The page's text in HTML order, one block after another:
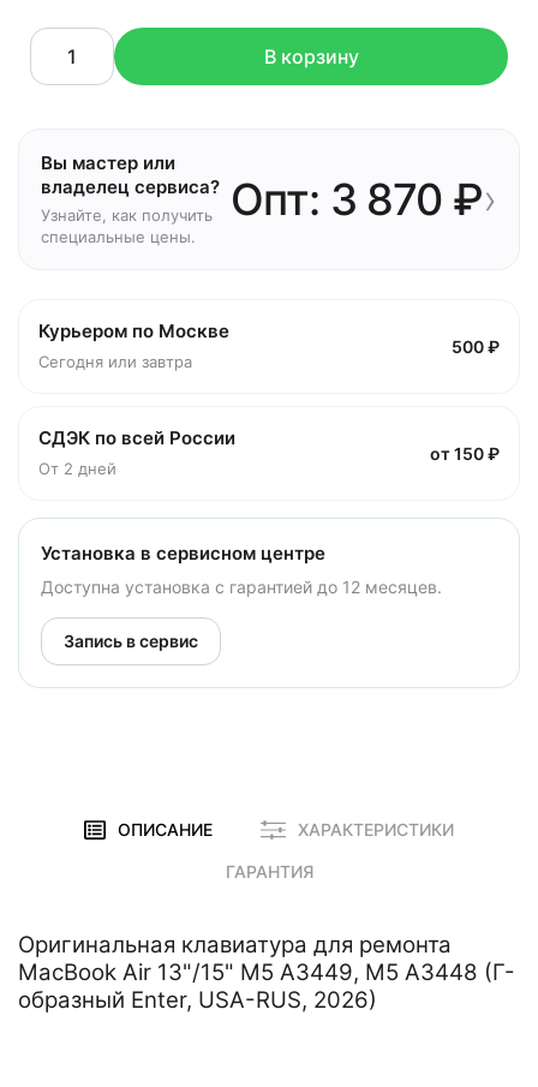
В корзину
Вы мастер или
владелец сервиса?
Узнайте, как получить
специальные цены.
Опт: 3 870 ₽›
Курьером по Москве
Сегодня или завтра
500 ₽
СДЭК по всей России
От 2 дней
от 150 ₽
Установка в сервисном центре
Доступна установка с гарантией до 12 месяцев.
Запись в сервис
ОПИСАНИЕ ХАРАКТЕРИСТИКИ
ГАРАНТИЯ
Оригинальная клавиатура для ремонта
MacBook Air 13"/15" M5 A3449, M5 A3448 (Г-
образный Enter, USA-RUS, 2026)